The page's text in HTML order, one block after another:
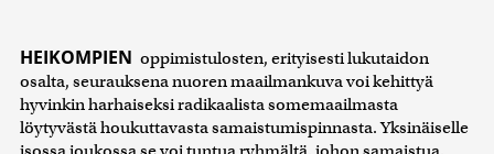
HEIKOMPIEN oppimistulosten, erityisesti lukutaidon
osalta, seurauksena nuoren maailmankuva voi kehittyä
hyvinkin harhaiseksi radikaalista somemaailmasta
löytyvästä houkuttavasta samaistumispinnasta. Yksinäiselle